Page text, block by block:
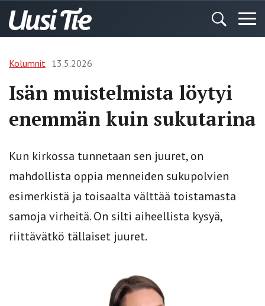
Kolumnit 13.5.2026
Isän muistelmista löytyi
enemmän kuin sukutarina
Kun kirkossa tunnetaan sen juuret, on
mahdollista oppia menneiden sukupolvien
esimerkistä ja toisaalta välttää toistamasta
samoja virheitä. On silti aiheellista kysyä,
riittävätkö tällaiset juuret.